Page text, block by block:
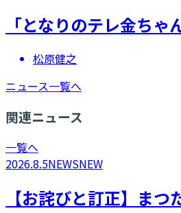
「となりのテレ金ち
松原健之
ニュース一覧へ
関連ニュース
一覧へ
2026.8.5NEWSNEW
【お詫びと訂正】ま